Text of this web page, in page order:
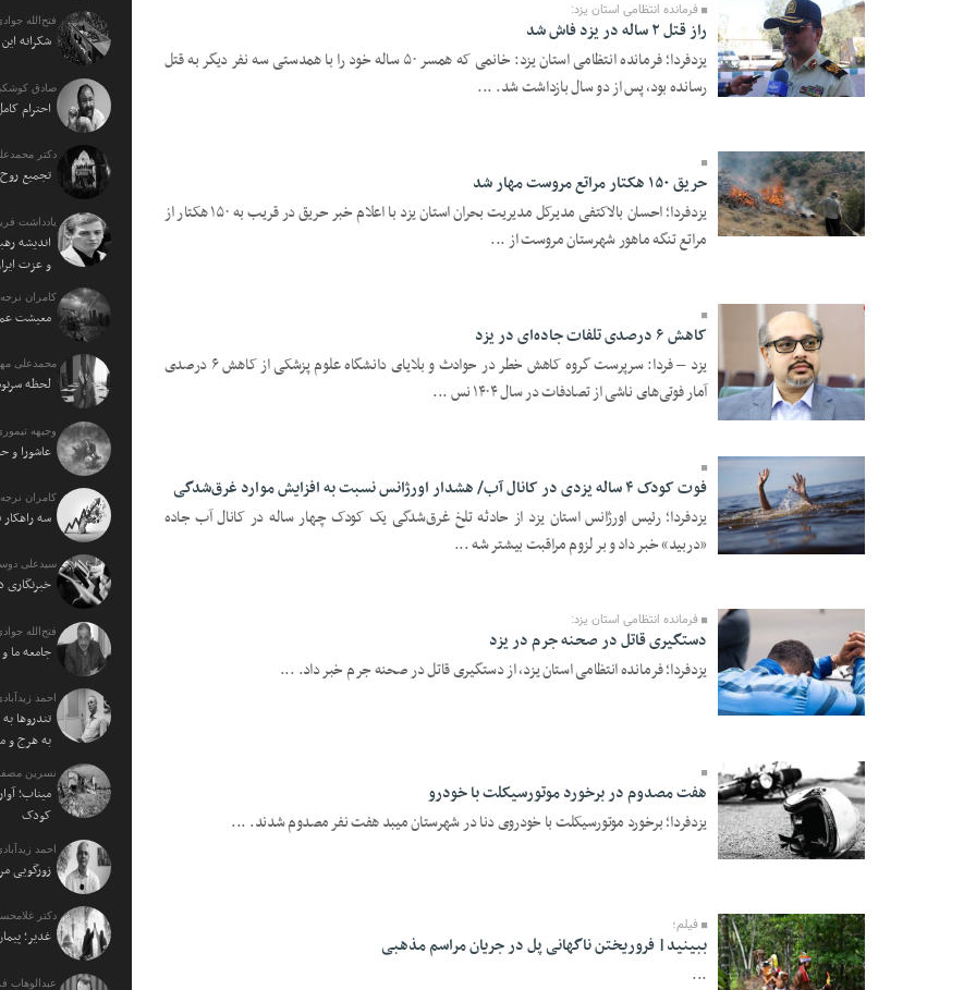
18 Khordad 1405 -
فرمانده انتظامی استان یزد:
راز قتل ۲ ساله در یزد فاش شد
یزدفردا؛ فرمانده انتظامی استان یزد: خانمی که همسر ۵۰ ساله خود را با همدستی سه نفر دیگر به قتل
رسانده بود، پس از دو سال بازداشت شد. ...
13 Khordad 1405 -
حریق ۱۵۰ هکتار مراتع مروست مهار شد
یزدفردا؛ احسان بالاکتفی مدیرکل مدیریت بحران استان یزد با اعلام خبر حریق در قریب به ۱۵۰ هکتار از
مراتع تنگه ماهور شهرستان مروست از ...
04 Khordad 1405 -
کاهش ۶ درصدی تلفات جاده‌ای در یزد
یزد – فردا: سرپرست گروه کاهش خطر در حوادث و بلایای دانشگاه علوم پزشکی از کاهش ۶ درصدی
آمار فوتی‌های ناشی از تصادفات در سال ۱۴۰۴ نس ...
26 Ordibehesht 1405 -
فوت کودک ۴ ساله یزدی در کانال آب/ هشدار اورژانس نسبت به افزایش موارد غرق‌شدگی
یزدفردا؛ رئیس اورژانس استان یزد از حادثه تلخ غرق‌شدگی یک کودک چهار ساله در کانال آب جاده
«دربید» خبر داد و بر لزوم مراقبت بیشتر شه ...
18 Ordibehesht 1405 -
فرمانده انتظامی استان یزد:
دستگیری قاتل در صحنه جرم در یزد
یزدفردا؛ فرمانده انتظامی استان یزد، از دستگیری قاتل در صحنه جرم خبر داد. ...
12 Ordibehesht 1405 -
هفت مصدوم در برخورد موتورسیکلت با خودرو
یزدفردا؛ برخورد موتورسیکلت با خودروی دنا در شهرستان میبد هفت نفر مصدوم شدند. ...
فیلم؛
ببینید| فروریختن ناگهانی پل در جریان مراسم مذهبی
...
فتح‌الله
شکرانه
صادق
احترام
دکتر
تجمیع
یادداشت
اندیشه
و عزت
کامران
معیشت
محمدعلی
لحظه
وجیهه
عاشورا و
کامران
سه
سیدعلی
فتح‌الله
جامعه ما
احمد
تندروها
به هرج و
نسرین
میناب؛
کودک
احمد
زورگویی
دکتر
غدیر؛
عبدالوهاب